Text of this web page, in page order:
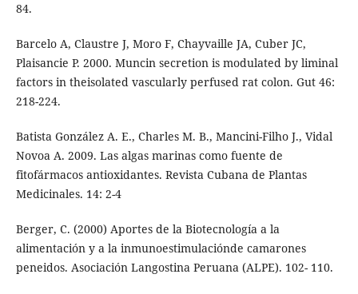
84.
Barcelo A, Claustre J, Moro F, Chayvaille JA, Cuber JC,
Plaisancie P. 2000. Muncin secretion is modulated by liminal
factors in theisolated vascularly perfused rat colon. Gut 46:
218-224.
Batista González A. E., Charles M. B., Mancini-Filho J., Vidal
Novoa A. 2009. Las algas marinas como fuente de
fitofármacos antioxidantes. Revista Cubana de Plantas
Medicinales. 14: 2-4
Berger, C. (2000) Aportes de la Biotecnología a la
alimentación y a la inmunoestimulaciónde camarones
peneidos. Asociación Langostina Peruana (ALPE). 102- 110.